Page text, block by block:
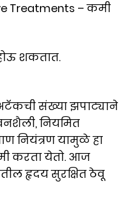
Treatments – कमी
शकतात.
संख्या झपाट्याने
नियमित
नियंत्रण यामुळे हा
करता येतो. आज
हृदय सुरक्षित ठेवू